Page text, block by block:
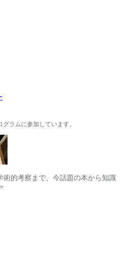
ラムに参加しています。
的考察まで、今話題の本から知識